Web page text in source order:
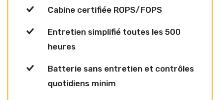
Cabine certifiée ROPS/FOPS
Entretien simplifié toutes les 500
heures
Batterie sans entretien et contrôles
quotidiens minim